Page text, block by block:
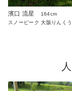
濱口 流星
164cm
スノーピーク 大阪りんくう